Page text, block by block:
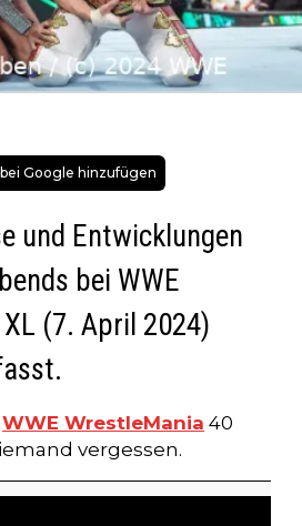
Google hinzufügen
und Entwicklungen
bei WWE
(7. April 2024)
WWE WrestleMania 40
vergessen.